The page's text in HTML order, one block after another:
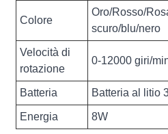
Colore
Oro/Rosso/
scuro/blu/nero
Velocità di
rotazione
0-12000 giri/
Batteria Batteria al litio
Energia 8W